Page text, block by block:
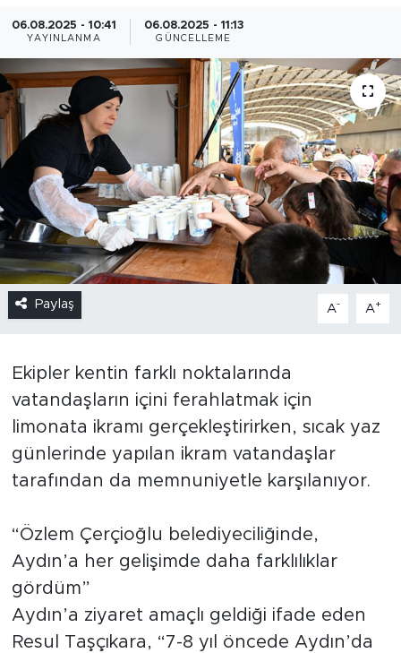
06.08.2025 - 10:41
YAYINLANMA
06.08.2025 - 11:13
GÜNCELLEME
Paylaş A- A+
Ekipler kentin farklı noktalarında
vatandaşların içini ferahlatmak için
limonata ikramı gerçekleştirirken, sıcak yaz
günlerinde yapılan ikram vatandaşlar
tarafından da memnuniyetle karşılanıyor.
“Özlem Çerçioğlu belediyeciliğinde,
Aydın’a her gelişimde daha farklılıklar
gördüm”
Aydın’a ziyaret amaçlı geldiği ifade eden
Resul Taşçıkara, “7-8 yıl öncede Aydın’da